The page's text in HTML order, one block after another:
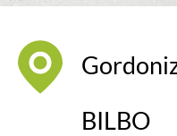
BILBO